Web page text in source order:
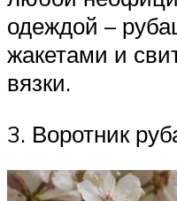
одеждой –
жакетами и
вязки.
3. Воротник